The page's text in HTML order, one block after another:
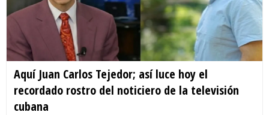
Aquí Juan Carlos Tejedor; así luce hoy el
recordado rostro del noticiero de la televisión
cubana